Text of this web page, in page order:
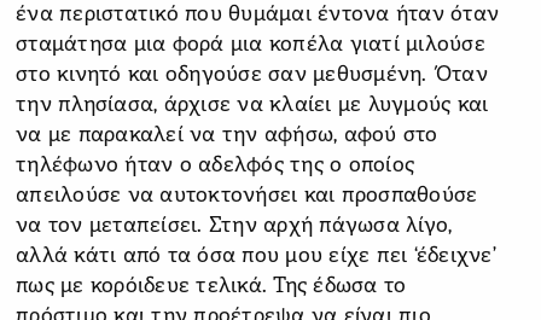
ένα περιστατικό που θυμάμαι έντονα ήταν όταν
σταμάτησα μια φορά μια κοπέλα γιατί μιλούσε
στο κινητό και οδηγούσε σαν μεθυσμένη. Όταν
την πλησίασα, άρχισε να κλαίει με λυγμούς και
να με παρακαλεί να την αφήσω, αφού στο
τηλέφωνο ήταν ο αδελφός της ο οποίος
απειλούσε να αυτοκτονήσει και προσπαθούσε
να τον μεταπείσει. Στην αρχή πάγωσα λίγο,
αλλά κάτι από τα όσα που μου είχε πει ‘έδειχνε’
πως με κορόιδευε τελικά. Της έδωσα το